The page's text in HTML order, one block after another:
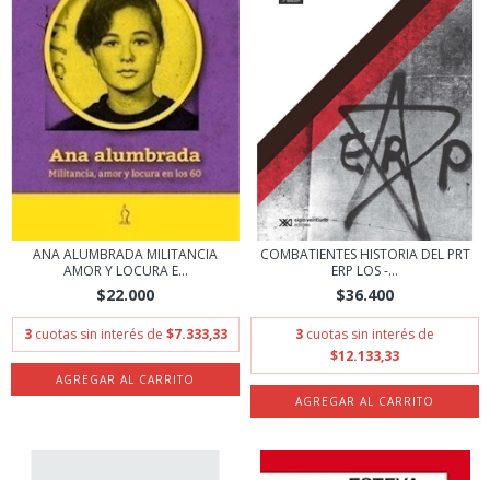
ANA ALUMBRADA MILITANCIA
AMOR Y LOCURA E...
$22.000
3 cuotas sin interés de $7.333,33
COMBATIENTES HISTORIA DEL PRT
ERP LOS -...
$36.400
3 cuotas sin interés de
$12.133,33